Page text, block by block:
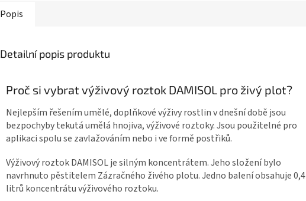
Popis
Detailní popis produktu
Proč si vybrat výživový roztok DAMISOL pro živý plot?
Nejlepším řešením umělé, doplňkové výživy rostlin v dnešní době jsou
bezpochyby tekutá umělá hnojiva, výživové roztoky. Jsou použitelné pro
aplikaci spolu se zavlažováním nebo i ve formě postřiků.
Výživový roztok DAMISOL je silným koncentrátem. Jeho složení bylo
navrhnuto pěstitelem Zázračného živého plotu. Jedno balení obsahuje 0,4
litrů koncentrátu výživového roztoku.